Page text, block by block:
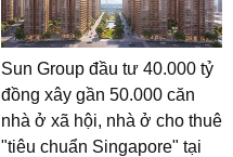
Sun Group đầu tư 40.000 tỷ
đồng xây gần 50.000 căn
nhà ở xã hội, nhà ở cho thuê
"tiêu chuẩn Singapore" tại